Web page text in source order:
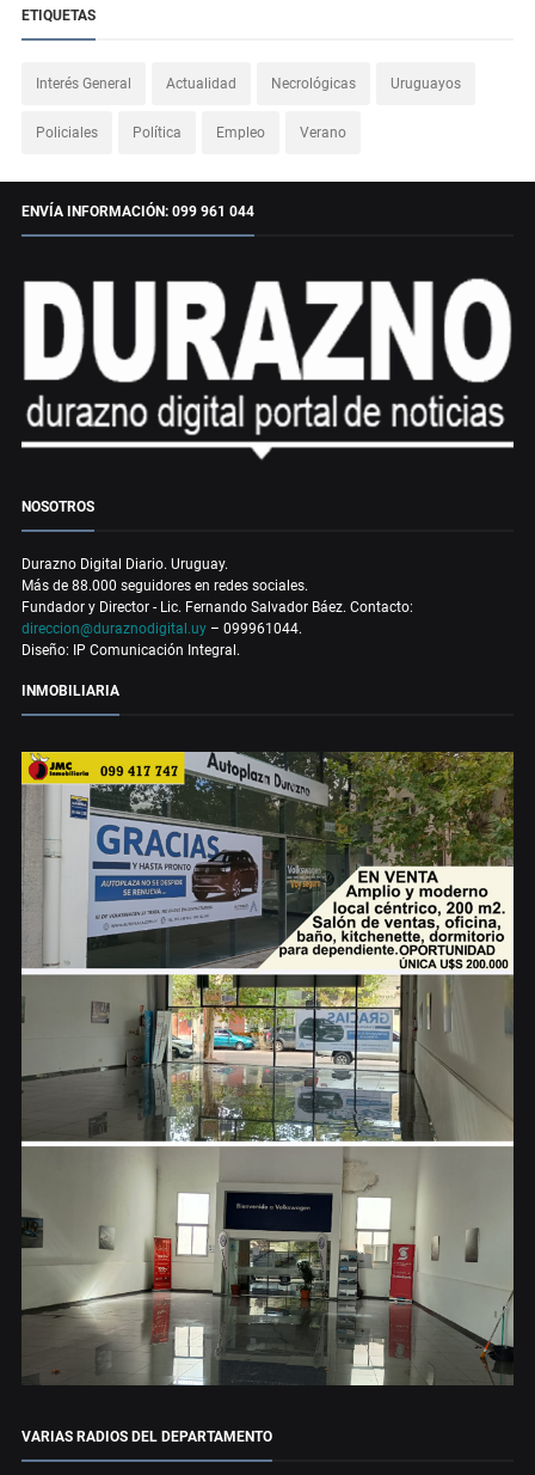
ETIQUETAS
Interés General Actualidad Necrológicas Uruguayos
Policiales Política Empleo Verano
ENVÍA INFORMACIÓN: 099 961 044
NOSOTROS
Durazno Digital Diario. Uruguay.
Más de 88.000 seguidores en redes sociales.
Fundador y Director - Lic. Fernando Salvador Báez. Contacto:
direccion@duraznodigital.uy – 099961044.
Diseño: IP Comunicación Integral.
INMOBILIARIA
VARIAS RADIOS DEL DEPARTAMENTO